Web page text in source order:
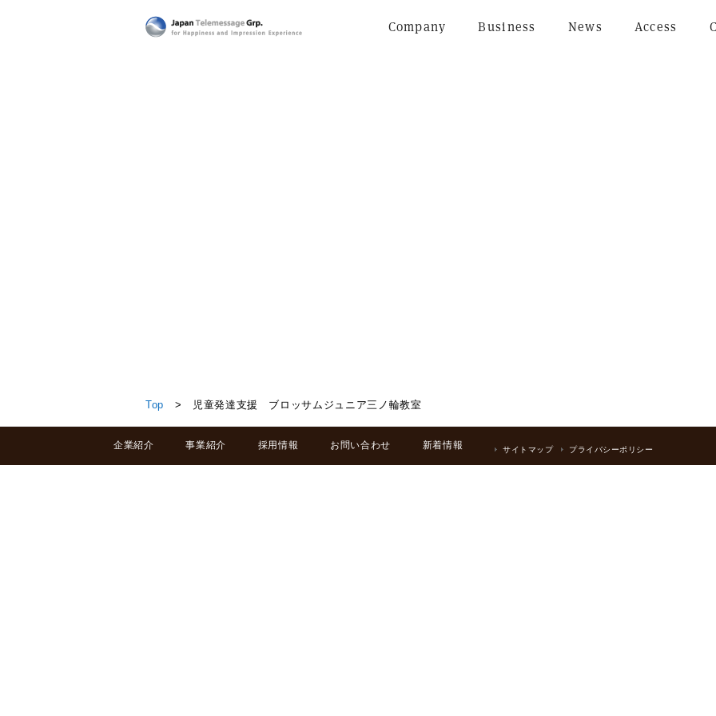
Company Business News Access
Top > 児童発達支援 ブロッサムジュニア三ノ輪教室
企業紹介 事業紹介 採用情報 お問い合わせ 新着情報 サイトマップ プライバシーポリシー